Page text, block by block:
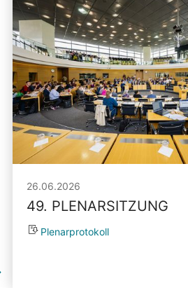
26.06.2026
49. PLENARSITZUNG
Plenarprotokoll